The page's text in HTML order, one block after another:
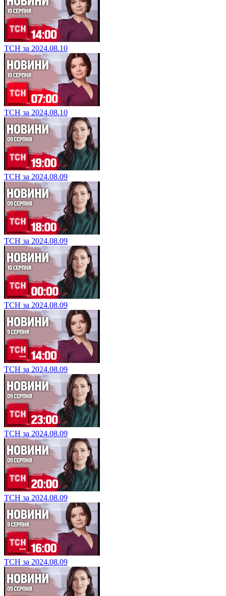
ТСН за 2024.08.10
ТСН за 2024.08.10
ТСН за 2024.08.09
ТСН за 2024.08.09
ТСН за 2024.08.09
ТСН за 2024.08.09
ТСН за 2024.08.09
ТСН за 2024.08.09
ТСН за 2024.08.09